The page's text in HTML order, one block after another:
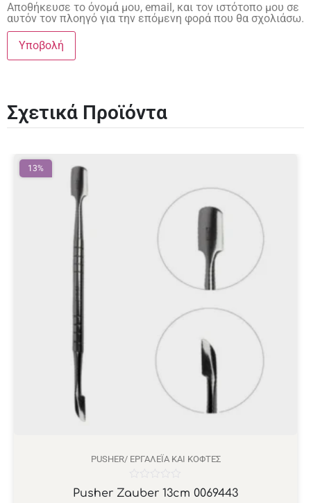
Αποθήκευσε το όνομά μου, email, και τον ιστότοπο μου σε
αυτόν τον πλοηγό για την επόμενη φορά που θα σχολιάσω.
Σχετικά Προϊόντα
13%
PUSHER/ ΕΡΓΑΛΈΙΑ ΚΑΙ ΚΌΦΤΕΣ
Pusher Zauber 13cm 0069443
Βαθμολογήθηκε
με